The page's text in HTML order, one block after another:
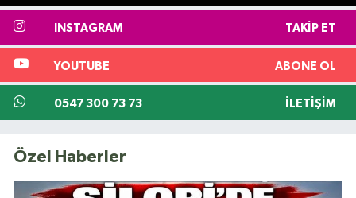
INSTAGRAM TAKIP ET
YOUTUBE ABONE OL
0547 300 73 73 İLETIŞIM
Özel Haberler